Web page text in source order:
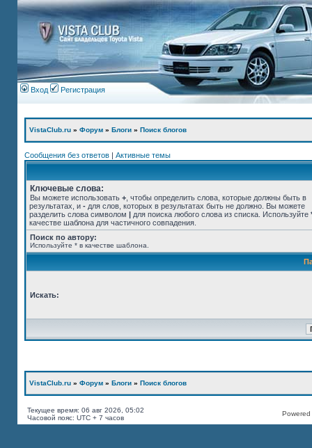
Вход Регистрация
VistaClub.ru » Форум » Блоги » Поиск блогов
Сообщения без ответов | Активные темы
Ключевые слова:
Вы можете использовать + , чтобы определить слова, которые должны быть в
результатах, и - для слов, которых в результатах быть не должно. Вы можете
разделить слова символом | для поиска любого слова из списка. Используйте
качестве шаблона для частичного совпадения.
Поиск по автору:
Используйте * в качестве шаблона.
Искать:
VistaClub.ru » Форум » Блоги » Поиск блогов
Текущее время: 06 авг 2026, 05:02
Часовой пояс: UTC + 7 часов